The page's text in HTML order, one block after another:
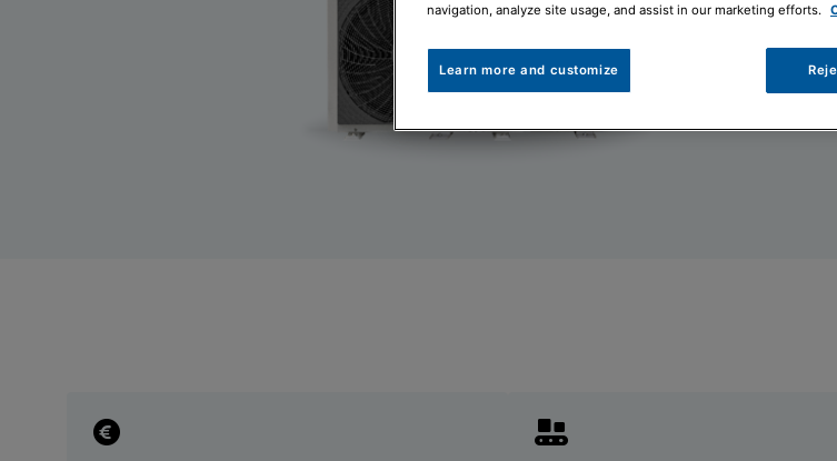
navigation, analyze site usage, and assist in our marketing efforts.
Learn more and customize